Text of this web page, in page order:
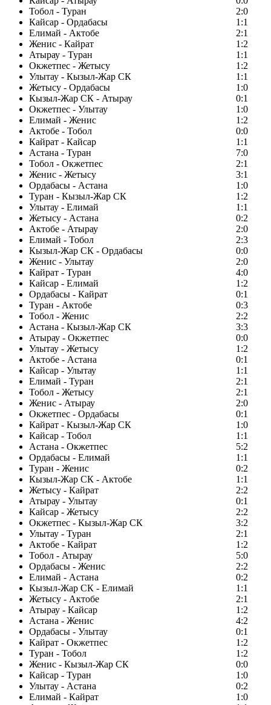
Тобол - Туран
2:0
Кайсар - Ордабасы
1:1
Елимай - Актобе
2:1
Женис - Кайрат
1:2
Атырау - Туран
1:1
Окжетпес - Жетысу
1:2
Улытау - Кызыл-Жар СК
1:1
Жетысу - Ордабасы
1:0
Кызыл-Жар СК - Атырау
0:1
Окжетпес - Улытау
1:0
Елимай - Женис
1:2
Актобе - Тобол
0:0
Кайрат - Кайсар
1:1
Астана - Туран
7:0
Тобол - Окжетпес
2:1
Женис - Жетысу
3:1
Ордабасы - Астана
1:0
Туран - Кызыл-Жар СК
1:2
Улытау - Елимай
1:1
Жетысу - Астана
0:2
Актобе - Атырау
2:0
Елимай - Тобол
2:3
Кызыл-Жар СК - Ордабасы
0:0
Женис - Улытау
2:0
Кайрат - Туран
4:0
Кайсар - Елимай
1:2
Ордабасы - Кайрат
0:1
Туран - Актобе
0:3
Тобол - Женис
2:2
Астана - Кызыл-Жар СК
3:3
Атырау - Окжетпес
0:0
Улытау - Жетысу
1:2
Актобе - Астана
0:1
Кайсар - Улытау
1:1
Елимай - Туран
2:1
Тобол - Жетысу
2:1
Женис - Атырау
2:0
Окжетпес - Ордабасы
0:1
Кайрат - Кызыл-Жар СК
1:0
Кайсар - Тобол
1:1
Астана - Окжетпес
5:2
Ордабасы - Елимай
1:1
Туран - Женис
0:2
Кызыл-Жар СК - Актобе
1:1
Жетысу - Кайрат
2:2
Атырау - Улытау
0:1
Кайсар - Жетысу
2:2
Окжетпес - Кызыл-Жар СК
3:2
Улытау - Туран
2:1
Актобе - Кайрат
1:2
Тобол - Атырау
5:0
Ордабасы - Женис
2:2
Елимай - Астана
0:2
Кызыл-Жар СК - Елимай
1:1
Жетысу - Актобе
2:1
Атырау - Кайсар
1:2
Астана - Женис
4:2
Ордабасы - Улытау
0:1
Кайрат - Окжетпес
1:2
Туран - Тобол
1:2
Женис - Кызыл-Жар СК
0:0
Кайсар - Туран
1:0
Улытау - Астана
0:2
Елимай - Кайрат
1:0